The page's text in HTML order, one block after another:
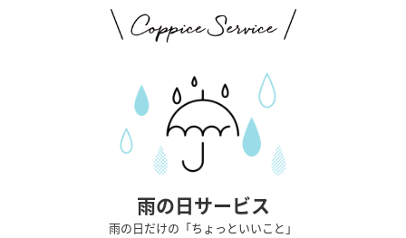
雨の日サービス
雨の日だけの「ちょっといいこと」